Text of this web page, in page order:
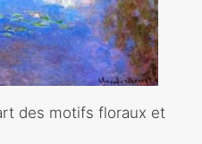
des motifs floraux et